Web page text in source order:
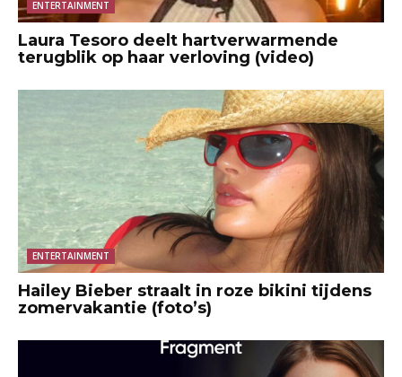
ENTERTAINMENT
Laura Tesoro deelt hartverwarmende
terugblik op haar verloving (video)
ENTERTAINMENT
Hailey Bieber straalt in roze bikini tijdens
zomervakantie (foto’s)